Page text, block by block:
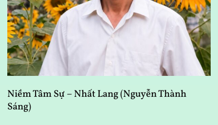
Niềm Tâm Sự – Nhất Lang (Nguyễn Thành
Sáng)